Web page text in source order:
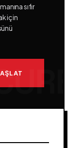
sıfır
için